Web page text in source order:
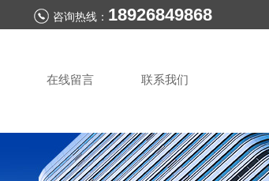
咨询热线： 18926849868
在线留言 联系我们